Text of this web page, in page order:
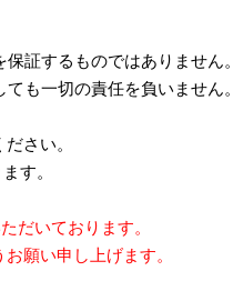
証するものではありません。
も一切の責任を負いません。
さい。
す。
だいております。
願い申し上げます。